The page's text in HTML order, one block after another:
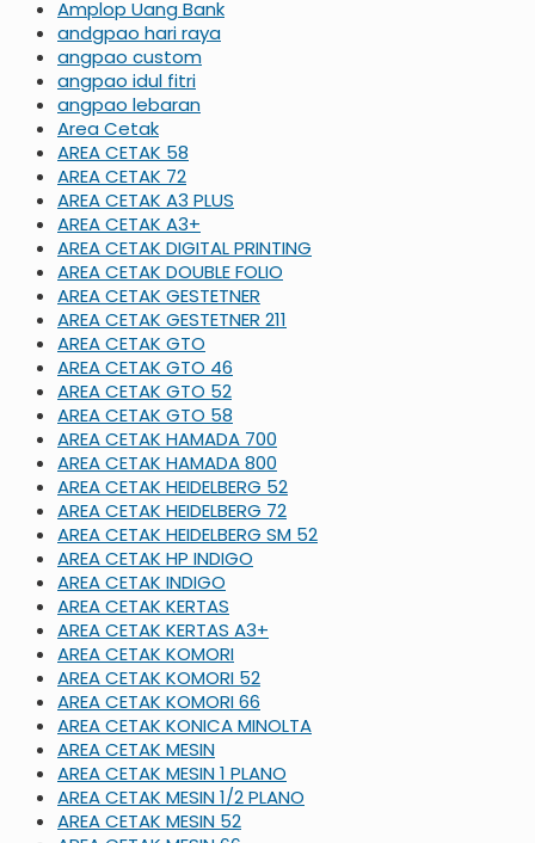
Amplop Uang Bank
andgpao hari raya
angpao custom
angpao idul fitri
angpao lebaran
Area Cetak
AREA CETAK 58
AREA CETAK 72
AREA CETAK A3 PLUS
AREA CETAK A3+
AREA CETAK DIGITAL PRINTING
AREA CETAK DOUBLE FOLIO
AREA CETAK GESTETNER
AREA CETAK GESTETNER 211
AREA CETAK GTO
AREA CETAK GTO 46
AREA CETAK GTO 52
AREA CETAK GTO 58
AREA CETAK HAMADA 700
AREA CETAK HAMADA 800
AREA CETAK HEIDELBERG 52
AREA CETAK HEIDELBERG 72
AREA CETAK HEIDELBERG SM 52
AREA CETAK HP INDIGO
AREA CETAK INDIGO
AREA CETAK KERTAS
AREA CETAK KERTAS A3+
AREA CETAK KOMORI
AREA CETAK KOMORI 52
AREA CETAK KOMORI 66
AREA CETAK KONICA MINOLTA
AREA CETAK MESIN
AREA CETAK MESIN 1 PLANO
AREA CETAK MESIN 1/2 PLANO
AREA CETAK MESIN 52